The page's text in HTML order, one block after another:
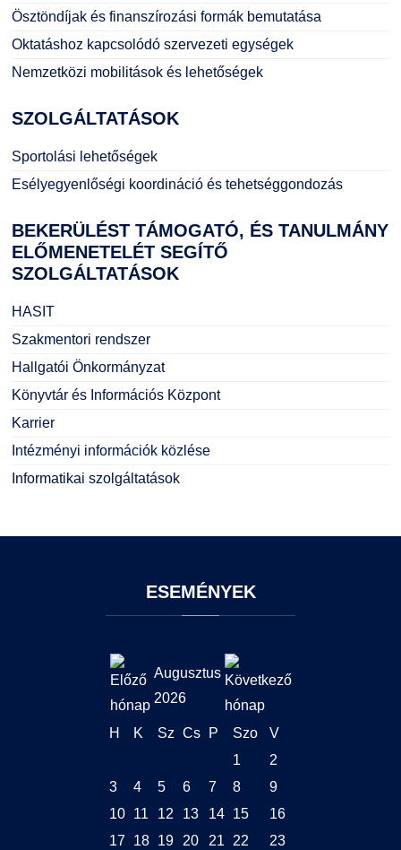
Ösztöndíjak és finanszírozási formák bemutatása
Oktatáshoz kapcsolódó szervezeti egységek
Nemzetközi mobilitások és lehetőségek
SZOLGÁLTATÁSOK
Sportolási lehetőségek
Esélyegyenlőségi koordináció és tehetséggondozás
BEKERÜLÉSTTÁMOGATÓ, ÉS TANULMÁNY
ELŐMENETELÉT SEGÍTŐ
SZOLGÁLTATÁSOK
HASIT
Szakmentori rendszer
Hallgatói Önkormányzat
Könyvtár és Információs Központ
Karrier
Intézményi információk közlése
Informatikai szolgáltatások
ESEMÉNYEK
Augusztus
2026
H K Sz Cs P Szo
V
1
2
3
4 5 6 7 8
9
10
11 12 13 14 15
16
17
18 19 20 21 22
23